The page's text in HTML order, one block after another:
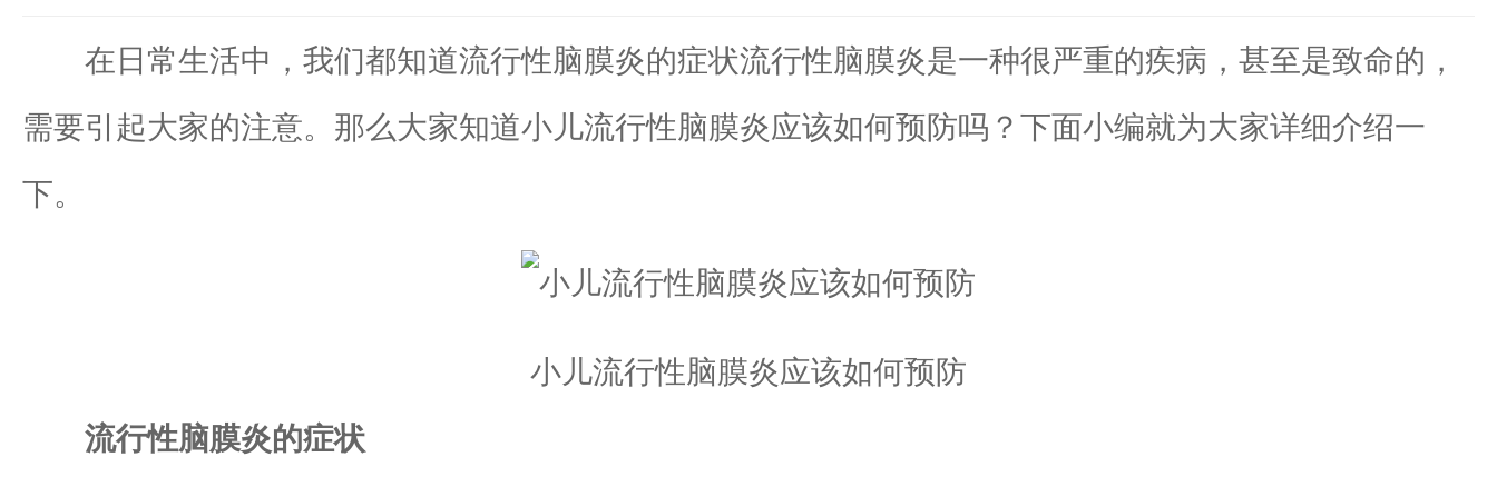
在日常生活中，我们都知道流行性脑膜炎的症状流行性脑膜炎是一种很严重的疾病，甚至是致命的，
需要引起大家的注意。那么大家知道小儿流行性脑膜炎应该如何预防吗？下面小编就为大家详细介绍一
下。
小儿流行性脑膜炎应该如何预防
流行性脑膜炎的症状